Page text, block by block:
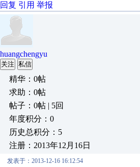
回复 引用 举报
huangchengyu
关注 私信
精华：0帖
求助：0帖
帖子：0帖 | 5回
年度积分：0
历史总积分：5
注册：2013年12月16日
发表于：2013-12-16 16:12:54